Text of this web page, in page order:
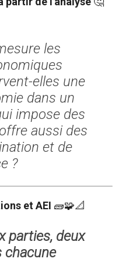
les
elles une
dans un
impose des
aussi des
et de
?
et AEI 🧱🧩📐
parties, deux
chacune